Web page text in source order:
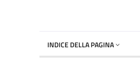
INDICE DELLA PAGINA